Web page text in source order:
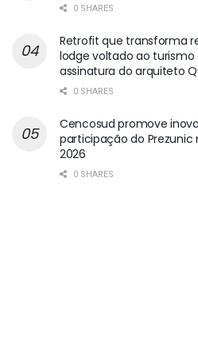
0 SHARES
Retrofit que transforma
lodge voltado ao
assinatura do arquiteto
0 SHARES
Cencosud promove
participação do Prezunic
2026
0 SHARES